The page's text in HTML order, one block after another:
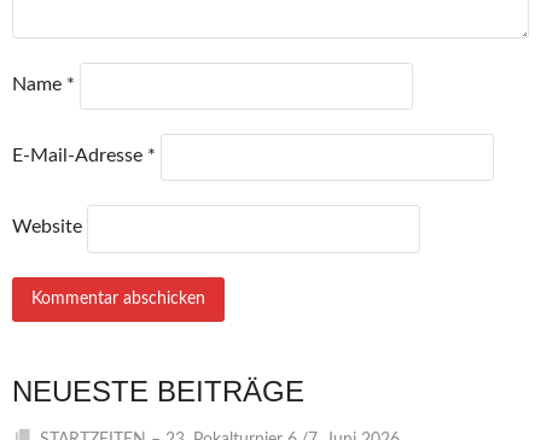
Name *
E-Mail-Adresse *
Website
NEUESTE BEITRÄGE